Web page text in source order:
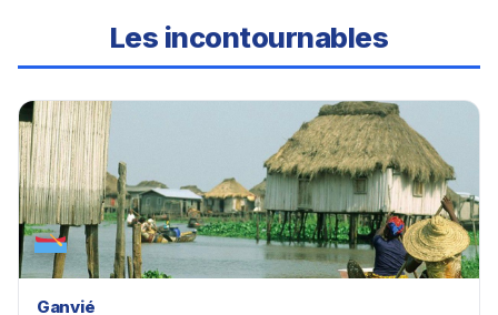
Les incontournables
Ganvié